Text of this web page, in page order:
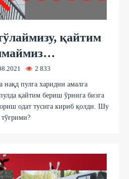
қайтим
2 833
нақд пулга харидни амалга
қайтим бериш ўрнига бизга
одат тусига кириб қолди. Шу
тўғрими?